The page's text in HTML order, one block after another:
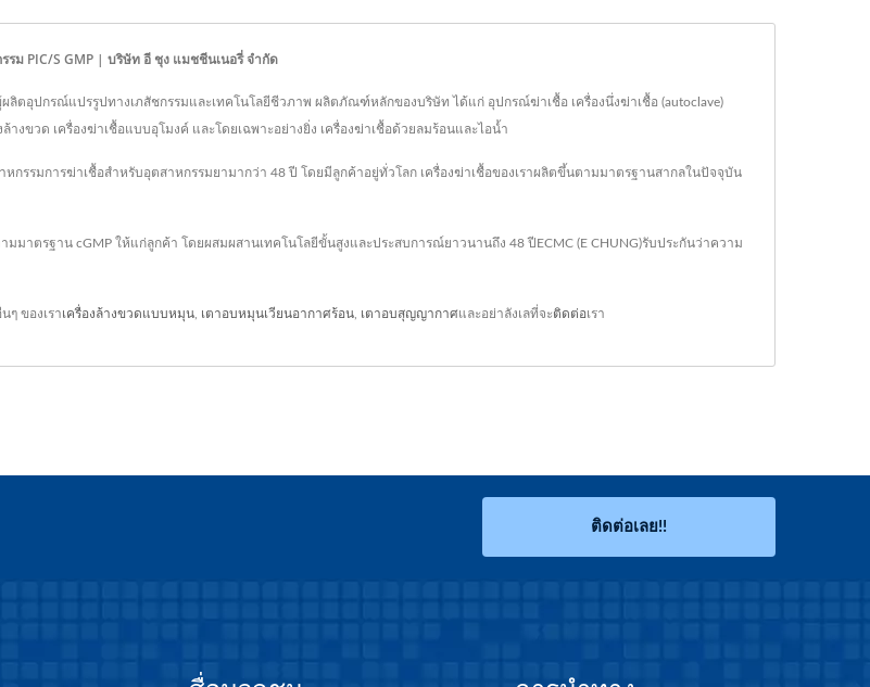
ม PIC/S GMP | บริษัท อี ชุง แมชชีนเนอรี่ จำกัด
ลิตอุปกรณ์แปรรูปทางเภสัชกรรมและเทคโนโลยีชีวภาพ ผลิตภัณฑ์หลักของบริษัท ได้แก่ อุปกรณ์ฆ่าเชื้อ เครื่องนึ่งฆ่าเชื้อ (autoclave)
างขวด เครื่องฆ่าเชื้อแบบอุโมงค์ และโดยเฉพาะอย่างยิ่ง เครื่องฆ่าเชื้อด้วยลมร้อนและไอน้ำ
กรรมการฆ่าเชื้อสำหรับอุตสาหกรรมยามากว่า 48 ปี โดยมีลูกค้าอยู่ทั่วโลก เครื่องฆ่าเชื้อของเราผลิตขึ้นตามมาตรฐานสากลในปัจจุบัน
าตรฐาน cGMP ให้แก่ลูกค้า โดยผสมผสานเทคโนโลยีขั้นสูงและประสบการณ์ยาวนานถึง 48 ปีECMC (E CHUNG)รับประกันว่าความ
ๆ ของเราเครื่องล้างขวดแบบหมุน เตาอบหมุนเวียนอากาศร้อน เตาอบสุญญากาศและอย่าลังเลที่จะติดต่อเรา
ติดต่อเลย!!